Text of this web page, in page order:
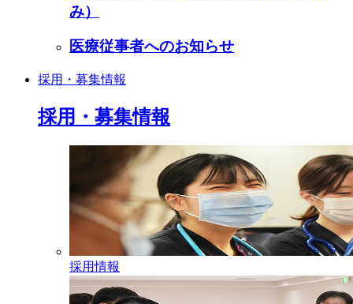
み）
医療従事者へのお知らせ
採用・募集情報
採用・募集情報
採用情報